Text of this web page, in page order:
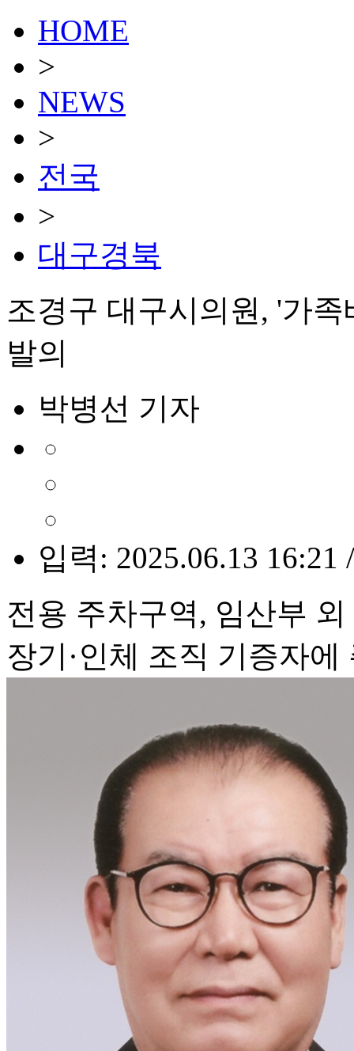
HOME
>
NEWS
>
전국
>
대구경북
조경구 대구시의원, '가
발의
박병선 기자
입력: 2025.06.13 16:21
전용 주차구역, 임산부
장기·인체 조직 기증자